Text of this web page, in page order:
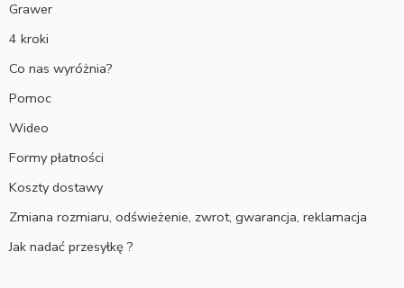
Grawer
4 kroki
Co nas wyróżnia?
Pomoc
Wideo
Formy płatności
Koszty dostawy
Zmiana rozmiaru, odświeżenie, zwrot, gwarancja, reklamacja
Jak nadać przesyłkę ?